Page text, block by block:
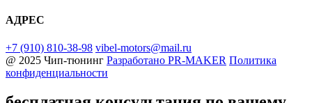
АДРЕС
+7 (910) 810-38-98 vibel-motors@mail.ru
@ 2025 Чип-тюнинг Разработано PR-MAKER Политика
конфиденциальности